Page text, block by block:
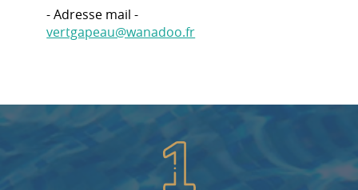
- Adresse mail -
vertgapeau@wanadoo.fr